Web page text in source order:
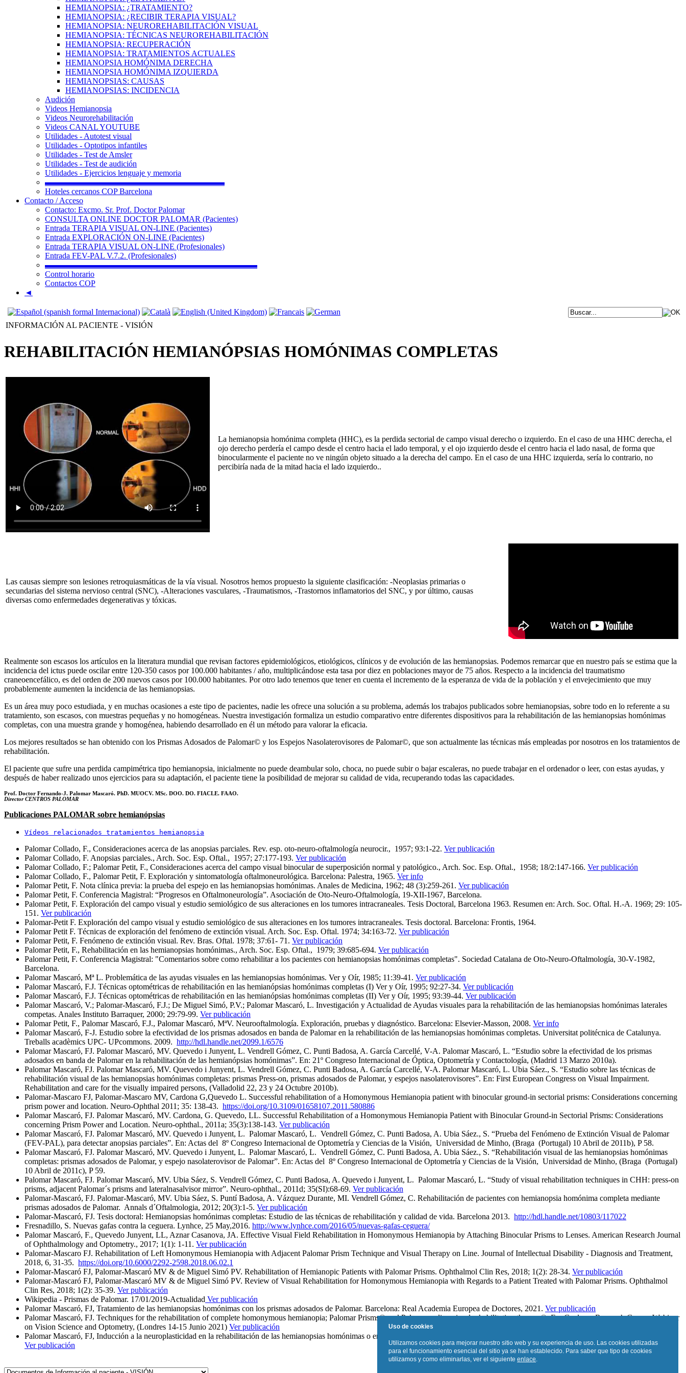
HEMIANOPSIA: ¿TRATAMIENTO?
HEMIANOPSIA: ¿RECIBIR TERAPIA VISUAL?
HEMIANOPSIA: NEUROREHABILITACIÓN VISUAL
HEMIANOPSIA: TÉCNICAS NEUROREHABILITACIÓN
HEMIANOPSIA: RECUPERACIÓN
HEMIANOPSIA: TRATAMIENTOS ACTUALES
HEMIANOPSIA HOMÓNIMA DERECHA
HEMIANOPSIA HOMÓNIMA IZQUIERDA
HEMIANOPSIAS: CAUSAS
HEMIANOPSIAS: INCIDENCIA
Audición
Videos Hemianopsia
Videos Neurorehabilitación
Videos CANAL YOUTUBE
Utilidades - Autotest visual
Utilidades - Optotipos infantiles
Utilidades - Test de Amsler
Utilidades - Test de audición
Utilidades - Ejercicios lenguaje y memoria
▬▬▬▬▬▬▬▬▬▬▬▬▬▬▬▬▬▬▬▬▬▬
Hoteles cercanos COP Barcelona
Contacto / Acceso
Contacto: Excmo. Sr. Prof. Doctor Palomar
CONSULTA ONLINE DOCTOR PALOMAR (Pacientes)
Entrada TERAPIA VISUAL ON-LINE (Pacientes)
Entrada EXPLORACIÓN ON-LINE (Pacientes)
Entrada TERAPIA VISUAL ON-LINE (Profesionales)
Entrada FEV-PAL V.7.2. (Profesionales)
▬▬▬▬▬▬▬▬▬▬▬▬▬▬▬▬▬▬▬▬▬▬▬▬▬▬
Control horario
Contactos COP
◄
INFORMACIÓN AL PACIENTE - VISIÓN
REHABILITACIÓN HEMIANÓPSIAS HOMÓNIMAS COMPLETAS
La hemianopsia homónima completa (HHC), es la perdida sectorial de campo visual derecho o izquierdo. En el caso de una HHC derecha, el
ojo derecho perdería el campo desde el centro hacia el lado temporal, y el ojo izquierdo desde el centro hacia el lado nasal, de forma que
binocularmente el paciente no ve ningún objeto situado a la derecha del campo. En el caso de una HHC izquierda, sería lo contrario, no
percibiría nada de la mitad hacia el lado izquierdo..
Las causas siempre son lesiones retroquiasmáticas de la vía visual. Nosotros hemos propuesto la siguiente clasificación: -Neoplasias primarias o
secundarias del sistema nervioso central (SNC), -Alteraciones vasculares, -Traumatismos, -Trastornos inflamatorios del SNC, y por último, causas
diversas como enfermedades degenerativas y tóxicas.
Realmente son escasos los artículos en la literatura mundial que revisan factores epidemiológicos, etiológicos, clínicos y de evolución de las hemianopsias. Podemos remarcar que en nuestro país se estima que la
incidencia del ictus puede oscilar entre 120-350 casos por 100.000 habitantes / año, multiplicándose esta tasa por diez en poblaciones mayor de 75 años. Respecto a la incidencia del traumatismo
craneoencefálico, es del orden de 200 nuevos casos por 100.000 habitantes. Por otro lado tenemos que tener en cuenta el incremento de la esperanza de vida de la población y el envejecimiento que muy
probablemente aumenten la incidencia de las hemianopsias.
Es un área muy poco estudiada, y en muchas ocasiones a este tipo de pacientes, nadie les ofrece una solución a su problema, además los trabajos publicados sobre hemianopsias, sobre todo en lo referente a su
tratamiento, son escasos, con muestras pequeñas y no homogéneas. Nuestra investigación formaliza un estudio comparativo entre diferentes dispositivos para la rehabilitación de las hemianopsias homónimas
completas, con una muestra grande y homogénea, habiendo desarrollado en él un método para valorar la eficacia.
Los mejores resultados se han obtenido con los Prismas Adosados de Palomar© y los Espejos Nasolaterovisores de Palomar©, que son actualmente las técnicas más empleadas por nosotros en los tratamientos de
rehabilitación.
El paciente que sufre una perdida campimétrica tipo hemianopsia, inicialmente no puede deambular solo, choca, no puede subir o bajar escaleras, no puede trabajar en el ordenador o leer, con estas ayudas, y
después de haber realizado unos ejercicios para su adaptación, el paciente tiene la posibilidad de mejorar su calidad de vida, recuperando todas las capacidades.
Prof. Doctor Fernando-J. Palomar Mascaró. PhD. MUOCV. MSc. DOO. DO. FIACLE. FAAO.
Director CENTROS PALOMAR
Publicaciones PALOMAR sobre hemianópsias
Vídeos relacionados tratamientos hemianopsia
Palomar Collado, F., Consideraciones acerca de las anopsias parciales. Rev. esp. oto-neuro-oftalmología neurocir., 1957; 93:1‑22. Ver publicación
Palomar Collado, F. Anopsias parciales., Arch. Soc. Esp. Oftal., 1957; 27:177‑193. Ver publicación
Palomar Collado, F.; Palomar Petit, F., Consideraciones acerca del campo visual binocular de superposición normal y patológico., Arch. Soc. Esp. Oftal., 1958; 18/2:147‑166. Ver publicación
Palomar Collado, F., Palomar Petit, F. Exploración y sintomatología oftalmoneurológica. Barcelona: Palestra, 1965. Ver info
Palomar Petit, F. Nota clínica previa: la prueba del espejo en las hemianopsias homónimas. Anales de Medicina, 1962; 48 (3):259-261. Ver publicación
Palomar Petit, F. Conferencia Magistral: “Progresos en Oftal­moneurología”. Asociación de Oto‑Neuro‑Oftalmología, 19-­XII-1967, Barcelona.
Palomar Petit, F. Exploración del campo visual y estudio semiológico de sus alteraciones en los tumores intracraneales. Tesis Doctoral, Barcelona 1963. Resumen en: Arch. Soc. Oftal. H.-A. 1969; 29: 105-
151. Ver publicación
Palomar-Petit F. Exploración del campo visual y estudio semiológico de sus alteraciones en los tumores intracraneales. Tesis doctoral. Barcelona: Frontis, 1964.
Palomar Petit F. Técnicas de exploración del fenómeno de extinción visual. Arch. Soc. Esp. Oftal. 1974; 34:163-72. Ver publicación
Palomar Petit, F. Fenómeno de extinción visual. Rev. Bras. Oftal. 1978; 37:61- 71. Ver publicación
Palomar Petit, F., Rehabilitación en las hemianopsias homónimas., Arch. Soc. Esp. Oftal., 1979; 39:685‑694. Ver publicación
Palomar Petit, F. Conferencia Magistral: "Comentarios sobre como rehabilitar a los pacientes con hemianopsias homónimas completas". Sociedad Catalana de Oto‑Neuro‑Oftalmología, 30­-V-1982,
Barcelona.
Palomar Mascaró, Mª L. Problemática de las ayudas visuales en las hemianopsias homónimas. Ver y Oír, 1985; 11:39-41. Ver publicación
Palomar Mascaró, F.J. Técnicas optométricas de rehabilitación en las hemianópsias homónimas completas (I) Ver y Oír, 1995; 92:27-34. Ver publicación
Palomar Mascaró, F.J. Técnicas optométricas de rehabilitación en las hemianópsias homónimas completas (II) Ver y Oír, 1995; 93:39-44. Ver publicación
Palomar Mascaró, V.; Palomar-Mascaró, F.J.; De Miguel Simó, P.V.; Palomar Mascaró, L. Investigación y Actualidad de Ayudas visuales para la rehabilitación de las hemianopsias homónimas laterales
competas. Anales Instituto Barraquer, 2000; 29:79-99. Ver publicación
Palomar Petit, F., Palomar Mascaró, F.J., Palomar Mascaró, MªV. Neurooftalmología. Exploración, pruebas y diagnóstico. Barcelona: Elsevier-Masson, 2008. Ver info
Palomar Mascaró, F-J. Estudio sobre la efectividad de los prismas adosados en banda de Palomar en la rehabilitación de las hemianopsias homónimas completas. Universitat politécnica de Catalunya.
Treballs acadèmics UPC- UPcommons. 2009. http://hdl.handle.net/2099.1/6576
Palomar Mascaró, FJ. Palomar Mascaró, MV. Quevedo i Junyent, L. Vendrell Gómez, C. Punti Badosa, A. García Carcellé, V-A. Palomar Mascaró, L. “Estudio sobre la efectividad de los prismas
adosados en banda de Palomar en la rehabilitación de las hemianópsias homónimas”. En: 21º Congreso Internacional de Óptica, Optometría y Contactología, (Madrid 13 Marzo 2010a).
Palomar Mascaró, FJ. Palomar Mascaró, MV. Quevedo i Junyent, L. Vendrell Gómez, C. Punti Badosa, A. García Carcellé, V-A. Palomar Mascaró, L. Ubia Sáez., S. “Estudio sobre las técnicas de
rehabilitación visual de las hemianopsias homónimas completas: prismas Press-on, prismas adosados de Palomar, y espejos nasolaterovisores”. En: First European Congress on Visual Impairment.
Rehabilitation and care for the visually impaired persons, (Valladolid 22, 23 y 24 Octubre 2010b).
Palomar-Mascaro FJ, Palomar-Mascaro MV, Cardona G,Quevedo L. Successful rehabilitation of a Homonymous Hemianopia patient with binocular ground-in sectorial prisms: Considerations concerning
prism power and location. Neuro-Ophthal 2011; 35: 138-43. https://doi.org/10.3109/01658107.2011.580886
Palomar Mascaró, FJ. Palomar Mascaró, MV. Cardona, G. Quevedo, LL. Successful Rehabilitation of a Homonymous Hemianopia Patient with Binocular Ground-in Sectorial Prisms: Considerations
concerning Prism Power and Location. Neuro-ophthal., 2011a; 35(3):138-143. Ver publicación
Palomar Mascaró, FJ. Palomar Mascaró, MV. Quevedo i Junyent, L. Palomar Mascaró, L. Vendrell Gómez, C. Punti Badosa, A. Ubia Sáez., S. “Prueba del Fenómeno de Extinción Visual de Palomar
(FEV-PAL), para detectar anopsias parciales”. En: Actas del 8º Congreso Internacional de Optometría y Ciencias de la Visión, Universidad de Minho, (Braga (Portugal) 10 Abril de 2011b), P 58.
Palomar Mascaró, FJ. Palomar Mascaró, MV. Quevedo i Junyent, L. Palomar Mascaró, L. Vendrell Gómez, C. Punti Badosa, A. Ubia Sáez., S. “Rehabilitación visual de las hemianopsias homónimas
completas: prismas adosados de Palomar, y espejo nasolaterovisor de Palomar”. En: Actas del 8º Congreso Internacional de Optometría y Ciencias de la Visión, Universidad de Minho, (Braga (Portugal)
10 Abril de 2011c), P 59.
Palomar Mascaró, FJ. Palomar Mascaró, MV. Ubia Sáez, S. Vendrell Gómez, C. Punti Badosa, A. Quevedo i Junyent, L. Palomar Mascaró, L. “Study of visual rehabilitation techniques in CHH: press-on
prisms, adjacent Palomar´s prisms and lateralnasalvisor mirror”. Neuro-ophthal., 2011d; 35(SI):68-69. Ver publicación
Palomar-Mascaró, FJ. Palomar-Mascaró, MV. Ubia Sáez, S. Puntí Badosa, A. Vázquez Durante, MI. Vendrell Gómez, C. Rehabilitación de pacientes con hemianopsia homónima completa mediante
prismas adosados de Palomar. Annals d´Oftalmologia, 2012; 20(3):1-5. Ver publicación
Palomar-Mascaró, FJ. Tesis doctoral: Hemianopsias homónimas completas: Estudio de las técnicas de rehabilitación y calidad de vida. Barcelona 2013. http://hdl.handle.net/10803/117022
Fresnadillo, S. Nuevas gafas contra la ceguera. Lynhce, 25 May,2016. http://www.lynhce.com/2016/05/nuevas-gafas-ceguera/
Palomar Mascaró, F., Quevedo Junyent, LL, Aznar Casanova, JA. Effective Visual Field Rehabilitation in Homonymous Hemianopia by Attaching Binocular Prisms to Lenses. American Research Journal
of Ophthalmology and Optometry., 2017; 1(1): 1-11. Ver publicación
Palomar-Mascaro FJ. Rehabilitation of Left Homonymous Hemianopia with Adjacent Palomar Prism Technique and Visual Therapy on Line. Journal of Intellectual Disability - Diagnosis and Treatment,
2018, 6, 31-35. https://doi.org/10.6000/2292-2598.2018.06.02.1
Palomar-Mascaró FJ, Palomar-Mascaró MV & de Miguel Simó PV. Rehabilitation of Hemianopic Patients with Palomar Prisms. Ophthalmol Clin Res, 2018; 1(2): 28-34. Ver publicación
Palomar-Mascaró FJ, Palomar-Mascaró MV & de Miguel Simó PV. Review of Visual Rehabilitation for Homonymous Hemianopia with Regards to a Patient Treated with Palomar Prisms. Ophthalmol
Clin Res, 2018; 1(2): 35-39. Ver publicación
Wikipedia - Prismas de Palomar. 17/01/2019-Actualidad Ver publicación
Palomar Mascaró, FJ, Tratamiento de las hemianopsias homónimas con los prismas adosados de Palomar. Barcelona: Real Academia Europea de Doctores, 2021. Ver publicación
Palomar Mascaró, FJ. Techniques for the rehabilitation of complete homonymous hemianopia; Palomar Prisms© and Palomar online visual rehabilitation therapy©. En: Coalesce Research Group -Webinar
on Vision Science and Optometry, (Londres 14-15 Junio 2021) Ver publicación
Palomar Mascaró, FJ, Inducción a la neuroplasticidad en la rehabilitación de las hemianopsias homónimas o en las pérdidas sectoriales de campo. Barcelona: Real Academia Europea de Doctores, 2024.
Ver publicación
Uso de cookies
Utilizamos cookies para mejorar nuestro sitio web y su experiencia de uso. Las cookies utilizadas
para el funcionamiento esencial del sitio ya se han establecido. Para saber que tipo de cookies
utilizamos y como eliminarlas, ver el siguiente enlace.